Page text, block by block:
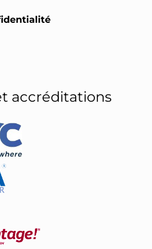
accréditations